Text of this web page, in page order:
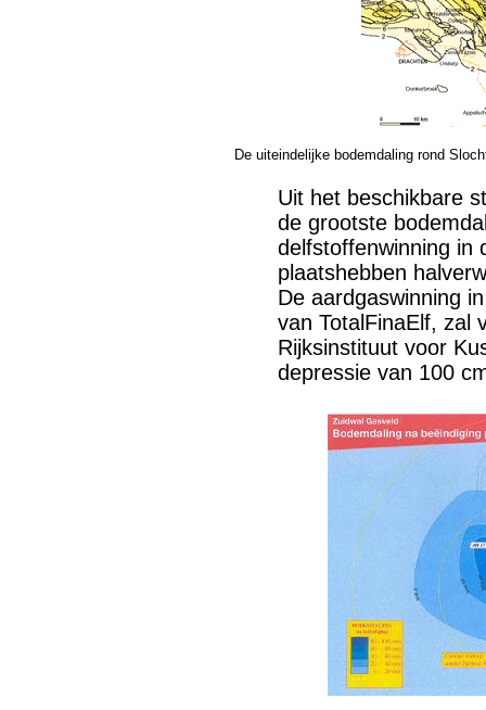
De uiteindelijke bodemdaling rond
Uit het beschikbare
de grootste
delfstoffenwinning in
plaatshebben
De aardgaswinning
van TotalFinaElf, zal
Rijksinstituut voor
depressie van 100